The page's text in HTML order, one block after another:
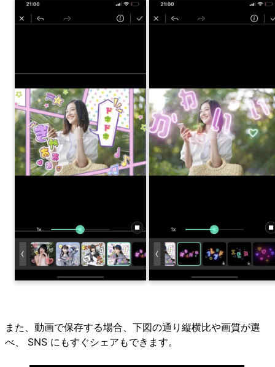
また、動画で保存する場合、下図の通り縦横比や画質が選
べ、 SNS にもすぐシェアもできます。